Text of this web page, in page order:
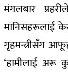
मंगलबार
मानिसहरूलाई
गृहमन्त्रीसँग
‘हामीलाई अरू